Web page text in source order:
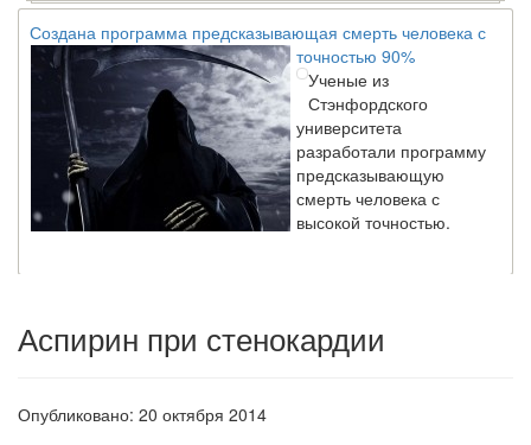
Создана программа предсказывающая смерть человека с
точностью 90%
Ученые из
Стэнфордского
университета
разработали программу
предсказывающую
смерть человека с
высокой точностью.
Глава Минздрава РФ
Вероника Скворцова
Аспирин при стенокардии
Опубликовано: 20 октября 2014